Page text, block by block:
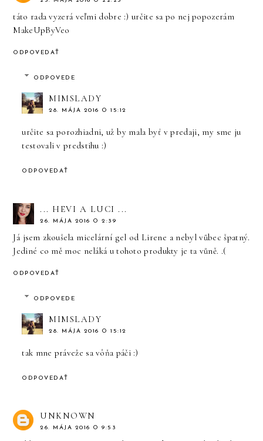
táto rada vyzerá veľmi dobre :) určite sa po nej popozerám
MakeUpByVeo
ODPOVEDAŤ
ODPOVEDE
MIMSLADY
28. MÁJA 2016 O 15:12
určite sa porozhiadni, už by mala byť v predaji, my sme ju
testovali v predstihu :)
ODPOVEDAŤ
... HEVI A LUCI ...
26. MÁJA 2016 O 2:39
Já jsem zkoušela micelární gel od Lirene a nebyl vůbec špatný.
Jediné co mě moc neláká u tohoto produkty je ta vůně. .(
ODPOVEDAŤ
ODPOVEDE
MIMSLADY
28. MÁJA 2016 O 15:12
tak mne práveže sa vôňa páči :)
ODPOVEDAŤ
UNKNOWN
26. MÁJA 2016 O 9:53